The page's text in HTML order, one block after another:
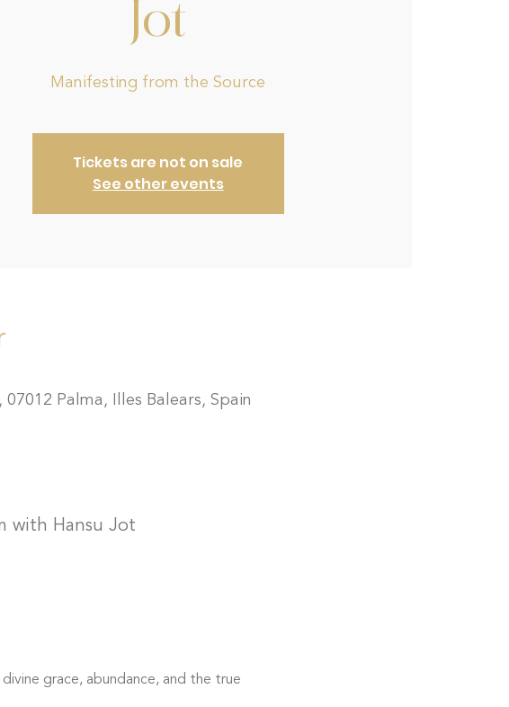
Jot
Manifesting from the Source
Tickets are not on sale
See other events
Palma, Illes Balears, Spain
with Hansu Jot
grace, abundance, and the true